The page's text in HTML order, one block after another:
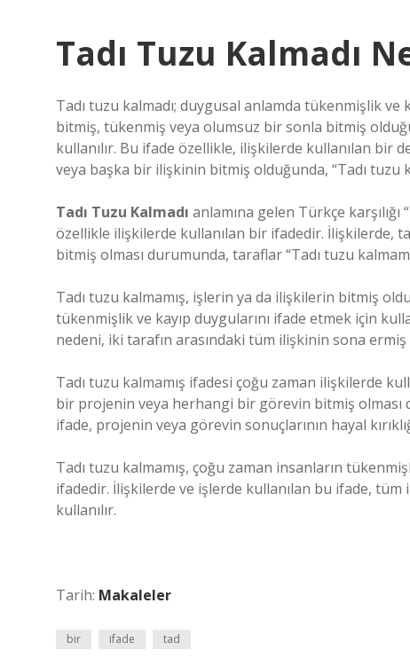
Tadı Tuzu Kalmadı
Tadı tuzu kalmadı; duygusal anlamda tükenmişlik
bitmiş, tükenmiş veya olumsuz bir sonla bitmiş
kullanılır. Bu ifade özellikle, ilişkilerde kullanılan bir
veya başka bir ilişkinin bitmiş olduğunda, “Tadı tuzu
Tadı Tuzu Kalmadı anlamına gelen Türkçe
özellikle ilişkilerde kullanılan bir ifadedir. İlişkilerde,
bitmiş olması durumunda, taraflar “Tadı tuzu
Tadı tuzu kalmamış, işlerin ya da ilişkilerin bitmiş
tükenmişlik ve kayıp duygularını ifade etmek için
nedeni, iki tarafın arasındaki tüm ilişkinin sona ermiş
Tadı tuzu kalmamış ifadesi çoğu zaman ilişkilerde
bir projenin veya herhangi bir görevin bitmiş olması
ifade, projenin veya görevin sonuçlarının hayal
Tadı tuzu kalmamış, çoğu zaman insanların
ifadedir. İlişkilerde ve işlerde kullanılan bu ifade,
kullanılır.
Tarih: Makaleler
bir ifade tad